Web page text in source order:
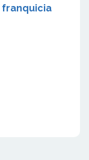
franquicia